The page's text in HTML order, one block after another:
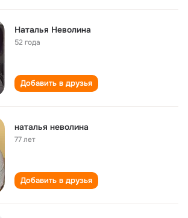
Наталья Неволина
52 года
Добавить в друзья
наталья неволина
77 лет
Добавить в друзья